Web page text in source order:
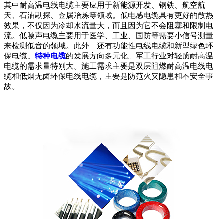
其中耐高温电线电缆主要应用于新能源开发、钢铁、航空航
天、石油勘探、金属冶炼等领域。低电感电缆具有更好的散热
效果，不仅因为冷却水流量大，而且因为它不会阻塞和限制电
流。低噪声电缆主要用于医学、工业、国防等需要小信号测量
来检测低音的领域。此外，还有功能性电线电缆和新型绿色环
保电缆。 特种电缆的发展方向多元化。军工行业对轻质耐高温
电缆的需求量特别大。施工需求主要是双层阻燃耐高温电线电
缆和低烟无卤环保电线电缆，主要是防范火灾隐患和不安全事
故。